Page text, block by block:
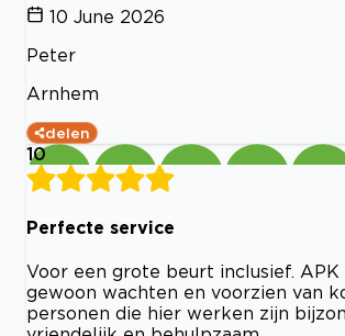
10 June 2026
Peter
Arnhem
delen
10
Perfecte service
Voor een grote beurt inclusief. APK
gewoon wachten en voorzien van
personen die hier werken zijn